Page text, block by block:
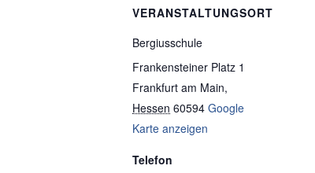
VERANSTALTUNGSORT
Bergiusschule
Frankensteiner Platz 1
Frankfurt am Main,
Hessen 60594 Google
Karte anzeigen
Telefon